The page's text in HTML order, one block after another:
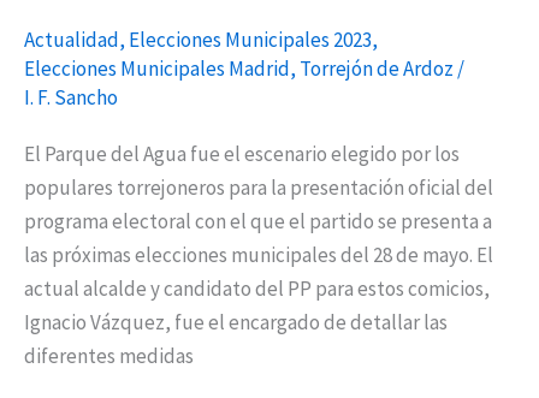
Actualidad, Elecciones Municipales 2023,
Elecciones Municipales Madrid, Torrejón de Ardoz/
I. F. Sancho
El Parque del Agua fue el escenario elegido por los
populares torrejoneros para la presentación oficial del
programa electoral con el que el partido se presenta a
las próximas elecciones municipales del 28 de mayo. El
actual alcalde y candidato del PP para estos comicios,
Ignacio Vázquez, fue el encargado de detallar las
diferentes medidas
programa
electoral
PP
de
Torrejón